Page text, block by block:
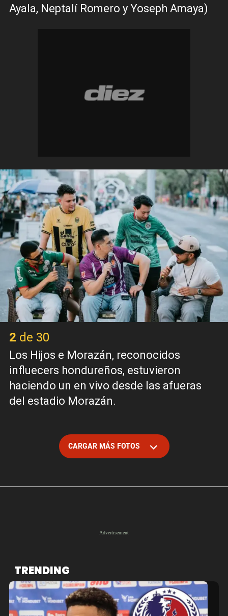
Ayala, Neptalí Romero y Yoseph Amaya)
2 de 30
Los Hijos e Morazán, reconocidos
influecers hondureños, estuvieron
haciendo un en vivo desde las afueras
del estadio Morazán.
CARGAR MÁS FOTOS
TRENDING